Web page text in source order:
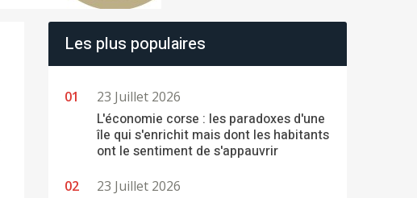
Les plus populaires
23 Juillet 2026
L'économie corse : les paradoxes d'une
île qui s'enrichit mais dont les habitants
ont le sentiment de s'appauvrir
23 Juillet 2026